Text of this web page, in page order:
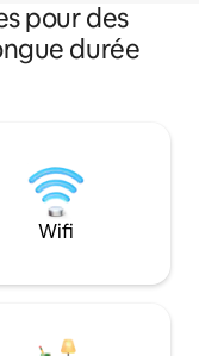
pour des
durée
Wifi